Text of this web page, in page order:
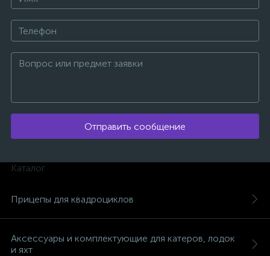
Отправить сообщение
Каталог
Прицепы для квадроциклов
Аксессуары и комплектующие для катеров, лодок
и яхт